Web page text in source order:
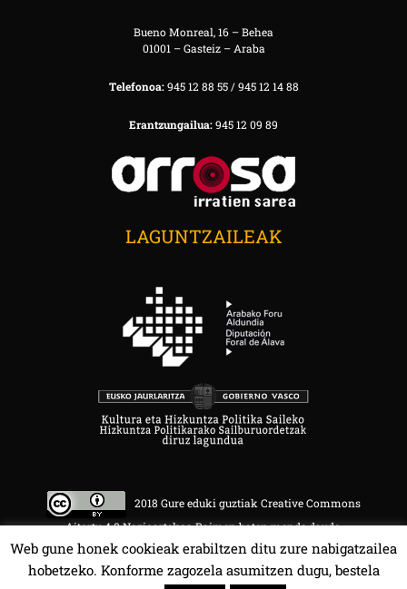
Bueno Monreal, 16 – Behea
01001 – Gasteiz – Araba
Telefonoa:945 12 88 55 / 945 12 14 88
Erantzungailua:945 12 09 89
LAGUNTZAILEAK
2018 Gure eduki guztiak Creative Commons
Aitortu 4.0 Nazioartekoa Baimen baten mende daude.
Web gune honek cookieak erabiltzen ditu zure nabigatzailea
hobetzeko. Konforme zagozela asumitzen dugu, bestela